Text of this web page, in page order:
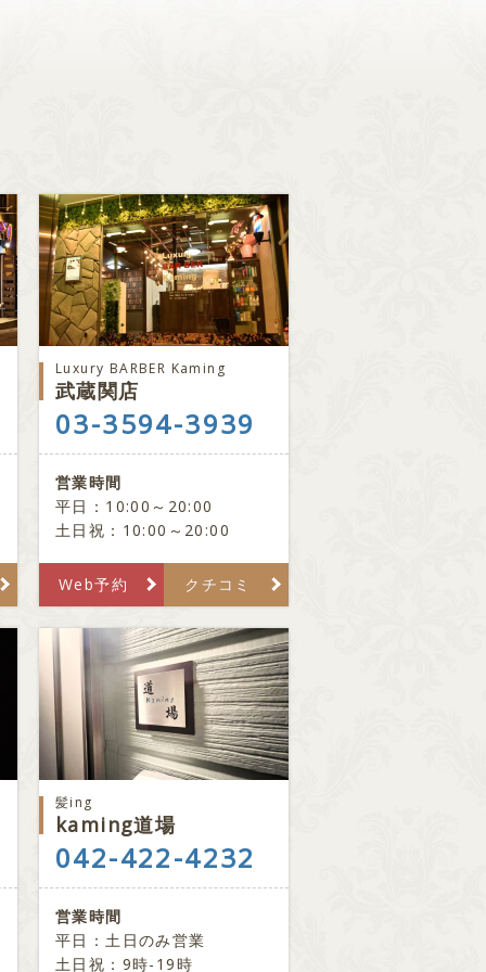
Luxury BARBER Kaming
武蔵関店
03-3594-3939
営業時間
平日：10:00～20:00
土日祝：10:00～20:00
Web予約 クチコミ
髪ing
kaming道場
042-422-4232
営業時間
平日：土日のみ営業
土日祝：9時-19時